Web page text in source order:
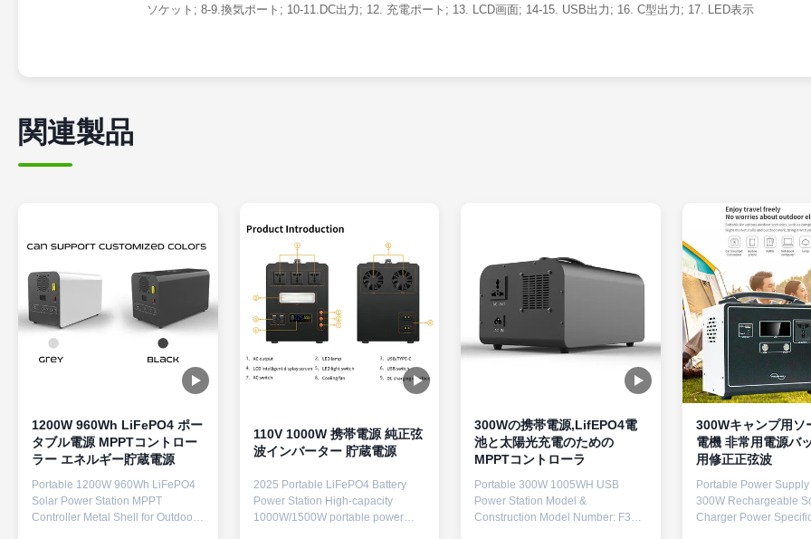
ソケット; 8-9.換気ポート; 10-11.DC出力; 12. 充電ポート; 13. LCD画面; 14-15. USB出力; 16. C型出力; 17. LED表示
関連製品
1200W 960Wh LiFePO4 ポー
タブル電源 MPPTコントロー
ラー エネルギー貯蔵電源
Portable 1200W 960Wh LiFePO4
Solar Power Station MPPT
Controller Metal Shell for Outdoor
110V 1000W 携帯電源 純正弦
波インバーター 貯蔵電源
2025 Portable LiFePO4 Battery
Power Station High-capacity
1000W/1500W portable power
300Wの携帯電源,LifEPO4電
池と太陽光充電のための
MPPTコントローラ
Portable 300W 1005WH USB
Power Station Model &
Construction Model Number: F35
300Wキャンプ用ソ
電機 非常用電源バックアップ
用修正正弦波
Portable Power
300W Rechargeable
Charger Power